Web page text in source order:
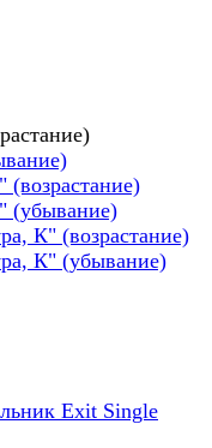
(убывание)
К" (возрастание)
К" (убывание)
Exit Single